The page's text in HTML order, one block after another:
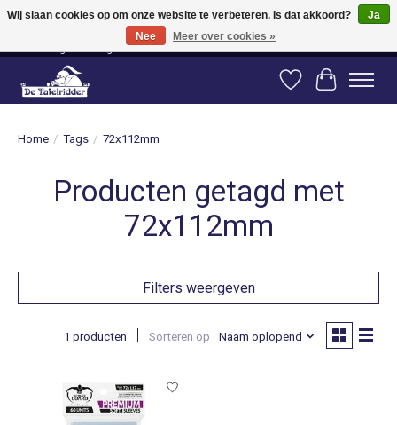
Vanaf 80 euro gratis verzending binnen Nederland! Vanaf 100 euro gratis
verzending naar België en Duitsland!
Verlanglijst
Home / Tags / 72x112mm
Producten getagd met
72x112mm
Filters weergeven
1 producten Sorteren op Naam oplopend
Wij slaan cookies op om onze website te verbeteren. Is dat akkoord?
Ja
Nee
Meer over cookies »